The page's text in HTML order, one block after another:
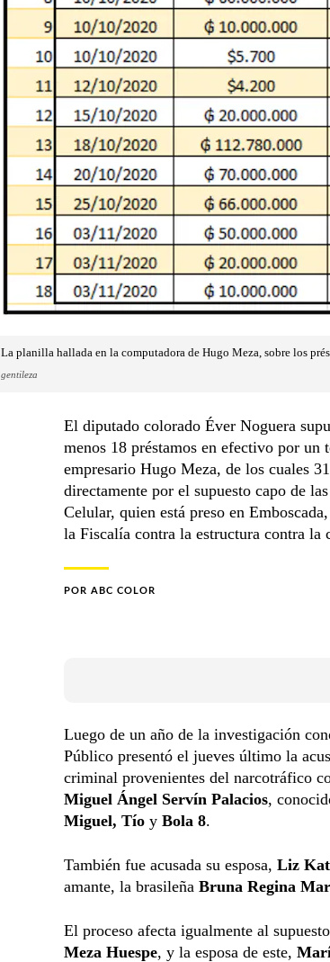
La planilla hallada en la computadora de Hugo Meza, sobre los
gentileza
El diputado colorado Éver Noguera
menos 18 préstamos en efectivo por un
empresario Hugo Meza, de los cuales
directamente por el supuesto capo de
Celular, quien está preso en
la Fiscalía contra la estructura contra la
POR ABC COLOR
Luego de un año de la investigación
Público presentó el jueves último la
criminal provenientes del narcotráfico
Miguel Ángel Servín Palacios,
Miguel, Tío y Bola 8.
También fue acusada su esposa, Liz
amante, la brasileña Bruna Regina
El proceso afecta igualmente al
Meza Huespe, y la esposa de este,